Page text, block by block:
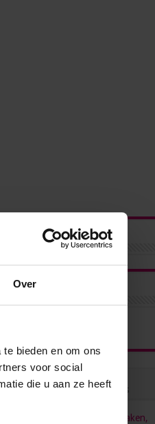
Over
bieden en om ons
voor social
die u aan ze heeft
Recent Reacties Tags
HR, HRM, personeelszaken,